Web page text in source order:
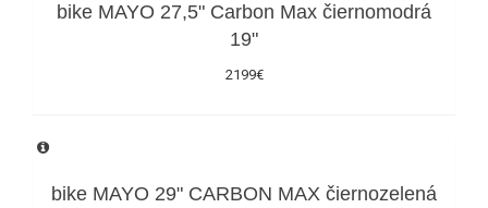
bike MAYO 27,5" Carbon Max čiernomodrá
19"
2199€
bike MAYO 29" CARBON MAX čiernozelená